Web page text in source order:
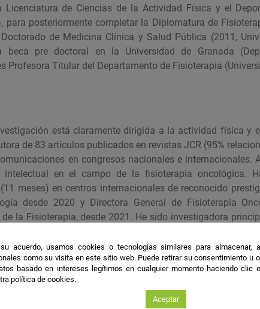
Licenciatura de Ciencias de la Actividad Física y el
para posteriormente completar la Diplomatura de
de Medicina Clínica y Salud Pública (2011,
beca pre doctoral en la Universidad de Granada
Profesora Titular del Departamento de Fisioterapia
está claramente dirigida a la actividad física y
de 83 artículos publicados en revistas JCR (95%
en congresos nacionales e internacionales.
intelectual en el campo de la fisioterapia oncológica.
meses) en centros internacionales de reconocido
desde 2020 y Directora General de Fisioterapia
la Fisioterapia, desde 2021. He sido investigadora
por el Instituto de Salud Carlos III y la Asociación
premios y reconocimientos, entre ellos el del Ilustre
por el trabajo “Te necesito, después del cáncer”.
acuerdo, usamos cookies o tecnologías similares para almacenar,
como su visita en este sitio web. Puede retirar su consentimiento u
basado en intereses legítimos en cualquier momento haciendo clic
política de cookies.
Aceptar